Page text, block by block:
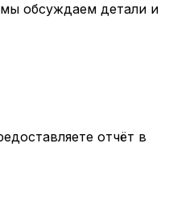
мы обсуждаем детали и
отчёт в